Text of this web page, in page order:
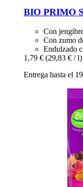
BIO PRIMO
Con
Con zumo
Endulzado
1,79 € (29,83 € / l)
Entrega hasta el